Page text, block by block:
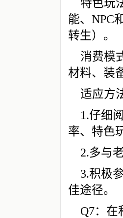
特色玩
能、NPC
转生）。
消费模
材料、装
适应方
1.仔细
率、特色
2.多与
3.积极
佳途径。
Q7：在